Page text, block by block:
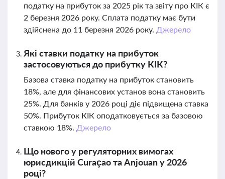
податку на прибуток за 2025 рік та звіту про КІК є
2 березня 2026 року. Сплата податку має бути
здійснена до 11 березня 2026 року. Джерело
Які ставки податку на прибуток
застосовуються до прибутку КІК?
Базова ставка податку на прибуток становить
18%, але для фінансових установ вона становить
25%. Для банків у 2026 році діє підвищена ставка
50%. Прибуток КІК оподатковується за базовою
ставкою 18%. Джерело
Що нового у регуляторних вимогах
юрисдикцій Curaçao та Anjouan у 2026
році?